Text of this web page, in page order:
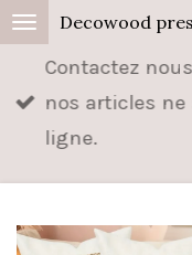
Passer
contenu
principal
Contactez
nos articles
ligne.